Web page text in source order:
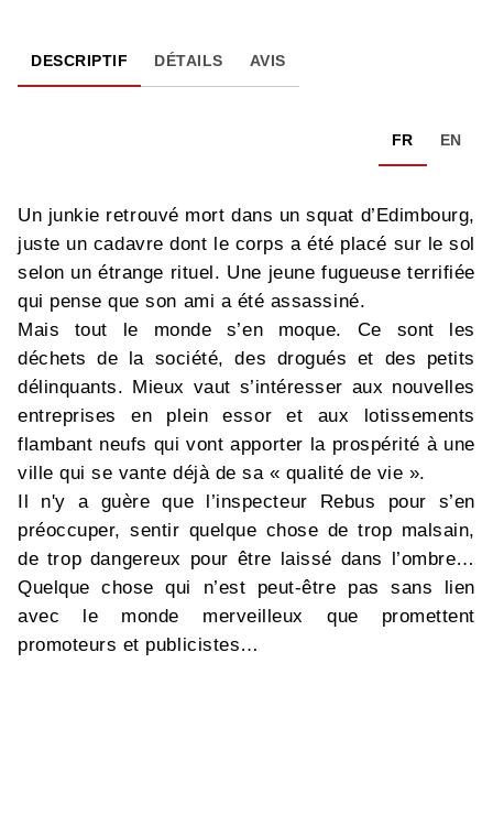
DESCRIPTIF DÉTAILS AVIS
FR EN
Un junkie retrouvé mort dans un squat d’Edimbourg,
juste un cadavre dont le corps a été placé sur le sol
selon un étrange rituel. Une jeune fugueuse terrifiée
qui pense que son ami a été assassiné.
Mais tout le monde s’en moque. Ce sont les
déchets de la société, des drogués et des petits
délinquants. Mieux vaut s’intéresser aux nouvelles
entreprises en plein essor et aux lotissements
flambant neufs qui vont apporter la prospérité à une
ville qui se vante déjà de sa « qualité de vie ».
Il n'y a guère que l’inspecteur Rebus pour s’en
préoccuper, sentir quelque chose de trop malsain,
de trop dangereux pour être laissé dans l’ombre…
Quelque chose qui n’est peut-être pas sans lien
avec le monde merveilleux que promettent
promoteurs et publicistes…